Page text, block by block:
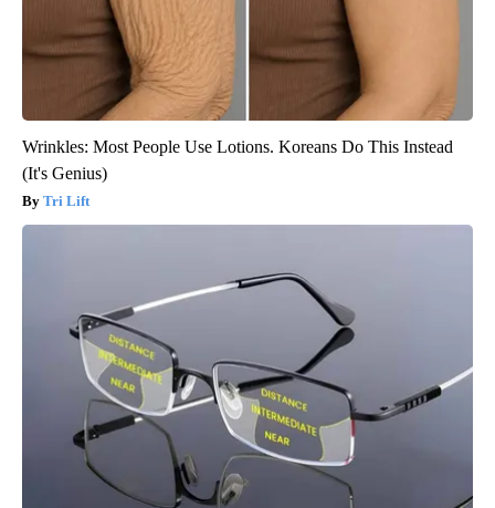
Wrinkles: Most People Use Lotions. Koreans Do This Instead
(It's Genius)
Tri Lift